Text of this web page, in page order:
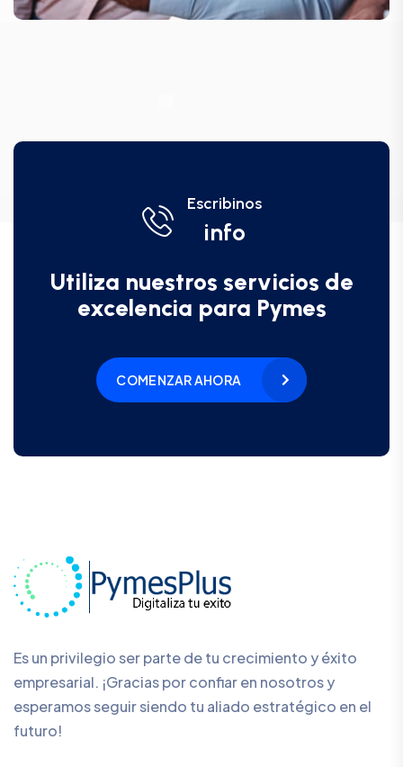
Escribinos
info
Utiliza nuestros servicios de
excelencia para Pymes
COMENZAR AHORA
Es un privilegio ser parte de tu crecimiento y éxito
empresarial. ¡Gracias por confiar en nosotros y
esperamos seguir siendo tu aliado estratégico en el
futuro!